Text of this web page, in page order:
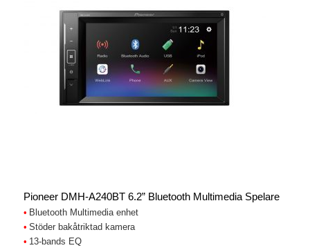
Pioneer DMH-A240BT 6.2” Bluetooth Multimedia Spelare
Bluetooth Multimedia enhet
Stöder bakåtriktad kamera
13-bands EQ